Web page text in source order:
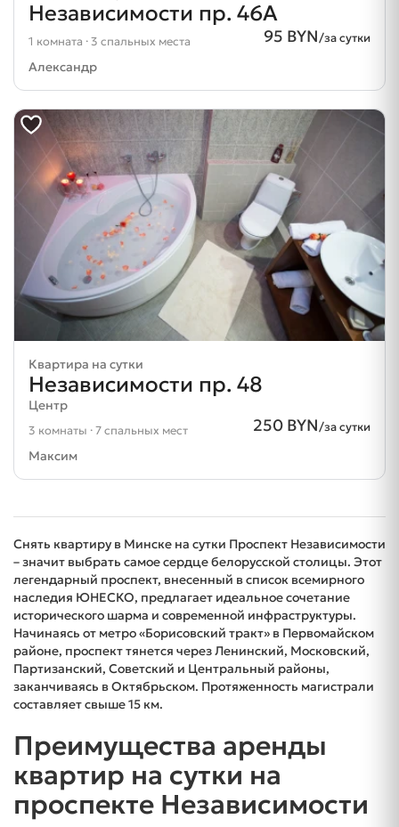
Независимости пр. 46А
95 BYN/за сутки
1 комната · 3 спальных места
Александр
Квартира на сутки
Независимости пр. 48
Центр
250 BYN/за сутки
3 комнаты · 7 спальных мест
Максим
Снять квартиру в Минске на сутки Проспект Независимости
– значит выбрать самое сердце белорусской столицы. Этот
легендарный проспект, внесенный в список всемирного
наследия ЮНЕСКО, предлагает идеальное сочетание
исторического шарма и современной инфраструктуры.
Начинаясь от метро «Борисовский тракт» в Первомайском
районе, проспект тянется через Ленинский, Московский,
Партизанский, Советский и Центральный районы,
заканчиваясь в Октябрьском. Протяженность магистрали
составляет свыше 15 км.
Преимущества аренды
квартир на сутки на
проспекте Независимости